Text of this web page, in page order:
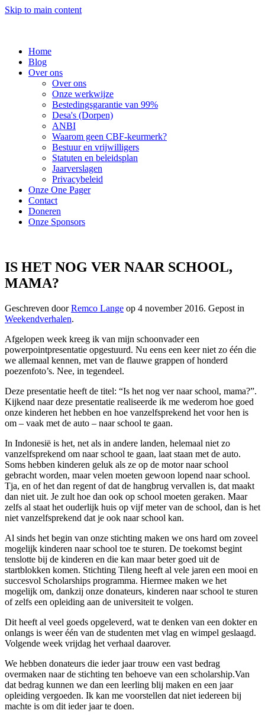
Skip to main content
Home
Blog
Over ons
Over ons
Onze werkwijze
Bestedingsgarantie van 99%
Desa's (Dorpen)
ANBI
Waarom geen CBF-keurmerk?
Bestuur en vrijwilligers
Statuten en beleidsplan
Jaarverslagen
Privacybeleid
Onze One Pager
Contact
Doneren
Onze Sponsors
IS HET NOG VER NAAR SCHOOL,
MAMA?
Geschreven doorRemco Lange op 4 november 2016. Gepost in
Weekendverhalen.
Afgelopen week kreeg ik van mijn schoonvader een
powerpointpresentatie opgestuurd. Nu eens een keer niet zo één die
we allemaal kennen, met van de flauwe grappen of honderd
poezenfoto’s. Nee, in tegendeel.
Deze presentatie heeft de titel: “Is het nog ver naar school, mama?”.
Kijkend naar deze presentatie realiseerde ik me wederom hoe goed
onze kinderen het hebben en hoe vanzelfsprekend het voor hen is
om – vaak met de auto – naar school te gaan.
In Indonesië is het, net als in andere landen, helemaal niet zo
vanzelfsprekend om naar school te gaan, laat staan met de auto.
Soms hebben kinderen geluk als ze op de motor naar school
gebracht worden, maar velen moeten gewoon lopend naar school.
Tja, en of het dan regent of dat de hangbrug vervallen is, dat maakt
dan niet uit. Je zult hoe dan ook op school moeten geraken. Maar
zelfs al staat het ouderlijk huis op vijf meter van de school, dan is het
niet vanzelfsprekend dat je ook naar school kan.
Al sinds het begin van onze stichting maken we ons hard om zoveel
mogelijk kinderen naar school toe te sturen. De toekomst begint
tenslotte bij de kinderen en die kan maar beter goed uit de
startblokken komen. Stichting Tileng heeft al vele jaren een mooi en
succesvol Scholarships programma. Hiermee maken we het
mogelijk om, dankzij onze donateurs, kinderen naar school te sturen
of zelfs een opleiding aan de universiteit te volgen.
Dit heeft al veel goeds opgeleverd, wat te denken van een dokter en
onlangs is weer één van de studenten met vlag en wimpel geslaagd.
Volgende week vrijdag het verhaal daarover.
We hebben donateurs die ieder jaar trouw een vast bedrag
overmaken naar de stichting ten behoeve van een scholarship.Van
dat bedrag kunnen we dan een leerling blij maken en een jaar
opleiding vergoeden. Ik kan me voorstellen dat niet iedereen bij
machte is om dit ieder jaar te doen.